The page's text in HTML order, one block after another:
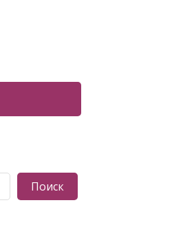
Поиск